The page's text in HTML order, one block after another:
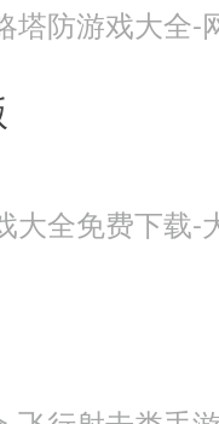
塔防游戏大全-
大全免费下载-